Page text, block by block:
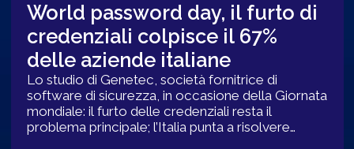
World password day, il furto di
credenziali colpisce il 67%
delle aziende italiane
Lo studio di Genetec, società fornitrice di
software di sicurezza, in occasione della Giornata
mondiale: il furto delle credenziali resta il
problema principale; l’Italia punta a risolvere